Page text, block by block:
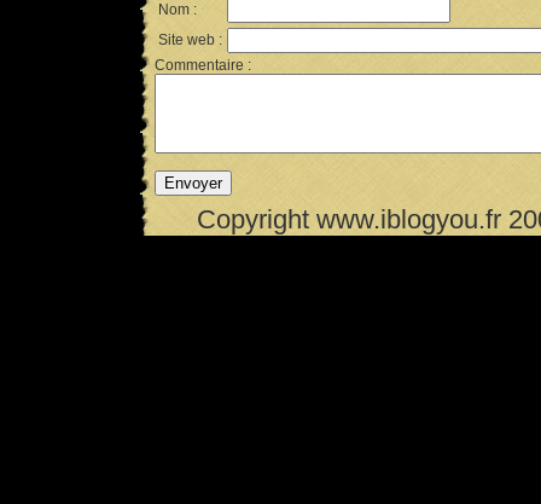
Nom :
Site web :
Commentaire :
Copyright www.iblogyou.fr